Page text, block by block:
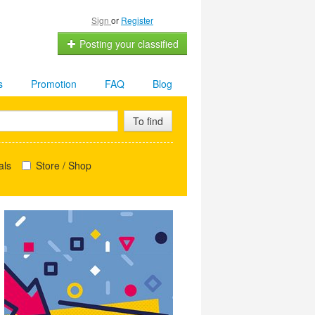
Sign or Register
Posting your classified
Blog
FAQ
Promotion
To find
Store / Shop